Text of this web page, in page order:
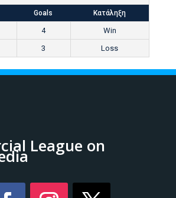
Goals Κατάληξη
4
Win
3 Loss
League on